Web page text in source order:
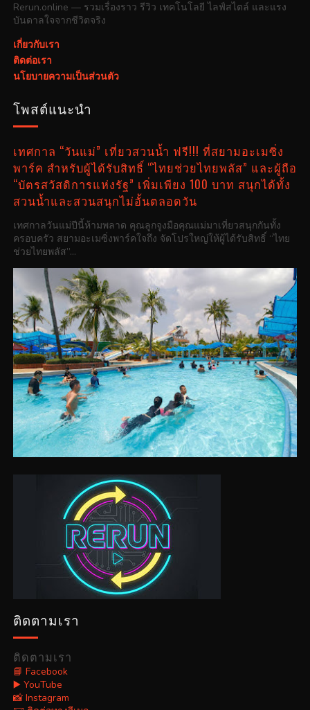
Rerun.online — รวมเรื่องราว รีวิว เทคโนโลยี ไลฟ์สไตล์ และแรง
บันดาลใจจากชีวิตจริง
เกี่ยวกับเรา
ติดต่อเรา
นโยบายความเป็นส่วนตัว
โพสต์แนะนำ
เทศกาล “วันแม่” เที่ยวสวนน้ำ ฟรี!!! ที่สยามอะเมซิ่ง
พาร์ค สำหรับผู้ได้รับสิทธิ์ “ไทยช่วยไทยพลัส” และผู้ถือ
“บัตรสวัสดิการแห่งรัฐ” เพิ่มเพียง 100 บาท สนุกได้ทั้ง
สวนน้ำและสวนสนุกไม่อั้นตลอดวัน
เทศกาลวันแม่ปีนี้ห้ามพลาด คุณลูกจูงมือคุณแม่มาเที่ยวสนุกกันทั้ง
ครอบครัว สยามอะเมซิ่งพาร์คใจถึง จัดโปรใหญ่ให้ผู้ได้รับสิทธิ์ “ไทย
ช่วยไทยพลัส”...
ติดตามเรา
ติดตามเรา
📘 Facebook
▶️ YouTube
📸 Instagram